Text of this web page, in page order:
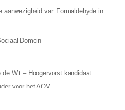
aanwezigheid van Formaldehyde in
Domein
de Wit – Hoogervorst kandidaat
voor het AOV